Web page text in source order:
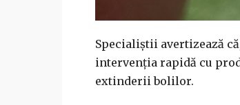
Specialiștii avertizează
intervenția rapidă cu
extinderii bolilor.